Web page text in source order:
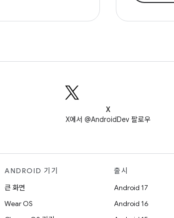
X
X에서 @AndroidDev 팔로우
ANDROID 기기
큰 화면
Wear OS
출시
Android 17
Android 16